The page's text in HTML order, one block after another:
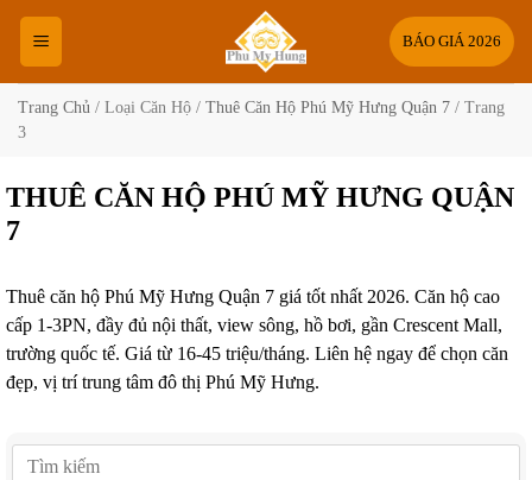
Bỏ
nội
dung
BÁO GIÁ 2026
Trang Chủ / Loại Căn Hộ / Thuê Căn Hộ Phú Mỹ Hưng Quận 7 / Trang
3
THUÊ CĂN HỘ PHÚ MỸ HƯNG QUẬN
7
Thuê căn hộ Phú Mỹ Hưng Quận 7 giá tốt nhất 2026. Căn hộ cao
cấp 1-3PN, đầy đủ nội thất, view sông, hồ bơi, gần Crescent Mall,
trường quốc tế. Giá từ 16-45 triệu/tháng. Liên hệ ngay để chọn căn
đẹp, vị trí trung tâm đô thị Phú Mỹ Hưng.